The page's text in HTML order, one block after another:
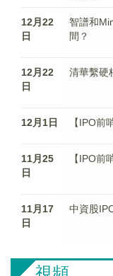
12月22
日
智譜和
間？
12月22
日
清華繫硬
12月1日 【IPO前
11月25
日
【IPO前
11月17
日
中資股